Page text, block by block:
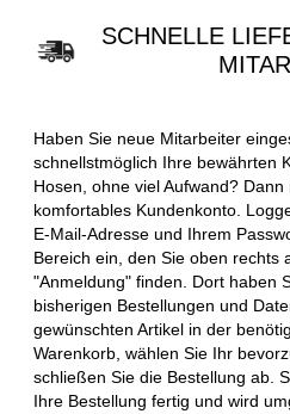
SCHNELLE
Haben Sie neue Mitarbeiter
schnellstmöglich Ihre bewährten
Hosen, ohne viel Aufwand?
komfortables Kundenkonto.
E-Mail-Adresse und Ihrem
Bereich ein, den Sie oben rechts
"Anmeldung" finden. Dort haben
bisherigen Bestellungen und
gewünschten Artikel in der
Warenkorb, wählen Sie Ihr
schließen Sie die Bestellung ab.
Ihre Bestellung fertig und wird